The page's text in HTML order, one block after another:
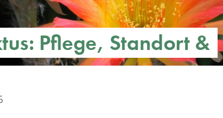
Pflege, Standort &